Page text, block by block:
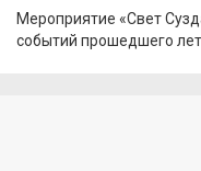
Мероприятие «Свет
событий прошедшего